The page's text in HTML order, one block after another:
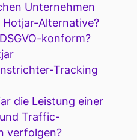
Unternehmen
Hotjar-Alternative?
konform?
Tracking
die Leistung einer
Traffic-
verfolgen?